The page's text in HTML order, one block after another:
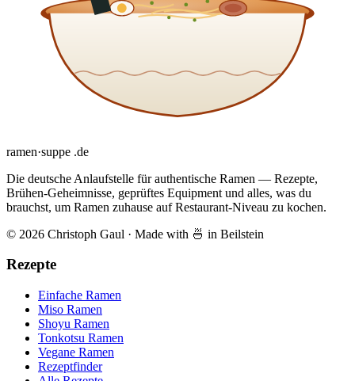
ramen·suppe .de
Die deutsche Anlaufstelle für authentische Ramen — Rezepte,
Brühen-Geheimnisse, geprüftes Equipment und alles, was du
brauchst, um Ramen zuhause auf Restaurant-Niveau zu kochen.
© 2026 Christoph Gaul · Made with 🍜 in Beilstein
Rezepte
Einfache Ramen
Miso Ramen
Shoyu Ramen
Tonkotsu Ramen
Vegane Ramen
Rezeptfinder